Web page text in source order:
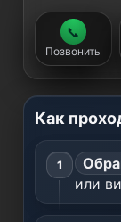
📞
Позвонить
Как
или